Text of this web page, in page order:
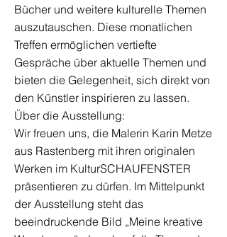
Bücher und weitere kulturelle Themen
auszutauschen. Diese monatlichen
Treffen ermöglichen vertiefte
Gespräche über aktuelle Themen und
bieten die Gelegenheit, sich direkt von
den Künstler inspirieren zu lassen.
Über die Ausstellung:
Wir freuen uns, die Malerin Karin Metze
aus Rastenberg mit ihren originalen
Werken im KulturSCHAUFENSTER
präsentieren zu dürfen. Im Mittelpunkt
der Ausstellung steht das
beeindruckende Bild „Meine kreative